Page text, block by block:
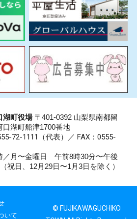
湖町役場〒401-0392 山梨県南都留
口湖町船津1700番地
72-1111 （代表）／ FAX：0555-
／月〜金曜日 午前8時30分〜午後
祝日、12月29日〜1月3日を除く）
いて
© FUJIKAWAGUCHIKO